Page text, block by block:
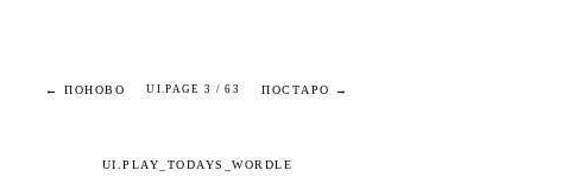
← ПОНОВО UI.PAGE 3 / 63 ПОСТАРО →
UI.PLAY_TODAYS_WORDLE